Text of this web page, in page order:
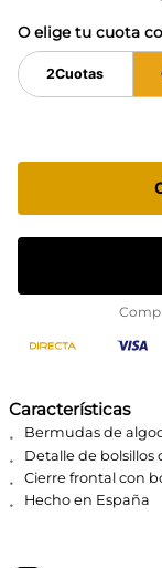
O elige tu cuota
2Cuotas
Características
Bermudas de
Detalle de bolsillos
Cierre frontal con
Hecho en España